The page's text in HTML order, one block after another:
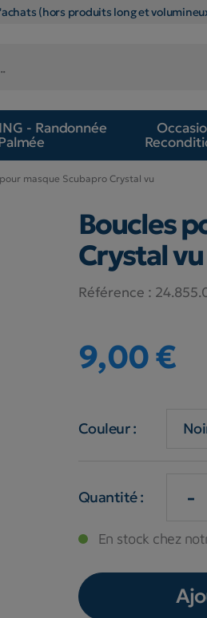
(hors produits long et
- Randonnée
masque Scubapro Crystal vu
Boucles
Crystal vu
Référence :
9,00 €
Couleur :
Quantité : -
En stock chez